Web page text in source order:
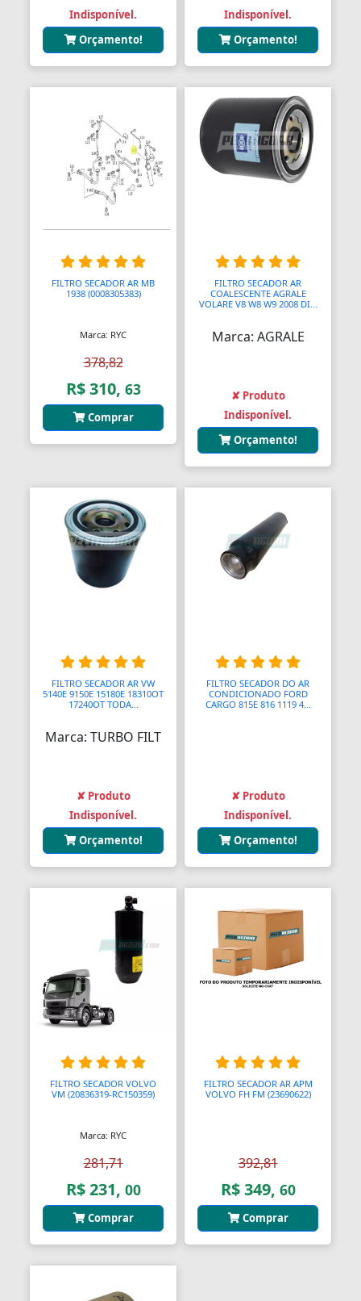
Indisponível.
Orçamento!
Indisponível.
Orçamento!
FILTRO SECADOR AR MB
1938 (0008305383)
Marca: RYC
378,82
R$ 310, 63
Comprar
FILTRO SECADOR AR
COALESCENTE AGRALE
VOLARE V8 W8 W9 2008 DI...
Marca: AGRALE
✘ Produto
Indisponível.
Orçamento!
FILTRO SECADOR AR VW
5140E 9150E 15180E 18310OT
17240OT TODA...
Marca: TURBO FILT
✘ Produto
Indisponível.
Orçamento!
FILTRO SECADOR DO AR
CONDICIONADO FORD
CARGO 815E 816 1119 4...
✘ Produto
Indisponível.
Orçamento!
FILTRO SECADOR VOLVO
VM (20836319-RC150359)
Marca: RYC
281,71
R$ 231, 00
Comprar
FILTRO SECADOR AR APM
VOLVO FH FM (23690622)
392,81
R$ 349, 60
Comprar